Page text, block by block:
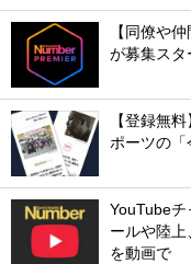
【同僚や
が募集スタ
【登録無
ポーツの「
YouTube
ールや陸
を動画で